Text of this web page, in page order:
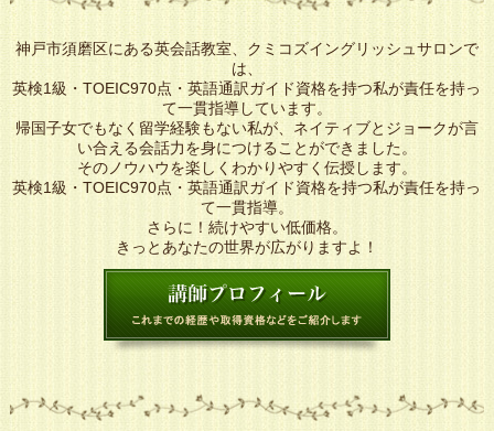
神戸市須磨区にある英会話教室、クミコズイングリッシュサロンで
は、
英検1級・TOEIC970点・英語通訳ガイド資格を持つ私が責任を持っ
て一貫指導しています。
帰国子女でもなく留学経験もない私が、ネイティブとジョークが言
い合える会話力を身につけることができました。
そのノウハウを楽しくわかりやすく伝授します。
英検1級・TOEIC970点・英語通訳ガイド資格を持つ私が責任を持っ
て一貫指導。
さらに！続けやすい低価格。
きっとあなたの世界が広がりますよ！